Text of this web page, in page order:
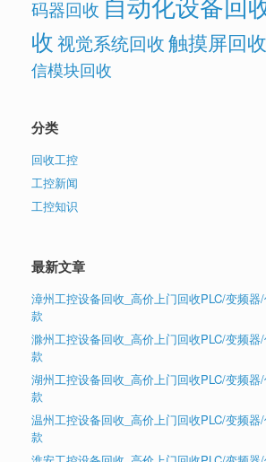
码器回收
收视觉系统回收触摸屏回收
信模块回收
分类
回收工控
工控新闻
工控知识
最新文章
漳州工控设备回收_高价上门回收PLC/变频
款
滁州工控设备回收_高价上门回收PLC/变频
款
湖州工控设备回收_高价上门回收PLC/变频
款
温州工控设备回收_高价上门回收PLC/变频
款